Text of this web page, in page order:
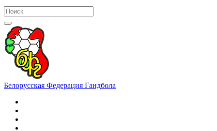
Белорусская Федерация Гандбола